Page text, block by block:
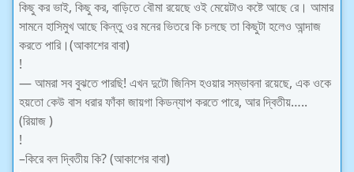
কিছু কর ভাই, কিছু কর, বাড়িতে বৌমা রয়েছে ওই মেয়েটাও কষ্টে আছে রে। আমার
সামনে হাসিমুখ আছে কিন্তু ওর মনের ভিতরে কি চলছে তা কিছুটা হলেও আন্দাজ
করতে পারি।(আকাশের বাবা)
!
— আমরা সব বুঝতে পারছি! এখন দুটো জিনিস হওয়ার সম্ভাবনা রয়েছে, এক ওকে
হয়তো কেউ বাস ধরার ফাঁকা জায়গা কিডন্যাপ করতে পারে, আর দ্বিতীয়…..
(রিয়াজ )
!
–কিরে বল দ্বিতীয় কি? (আকাশের বাবা)